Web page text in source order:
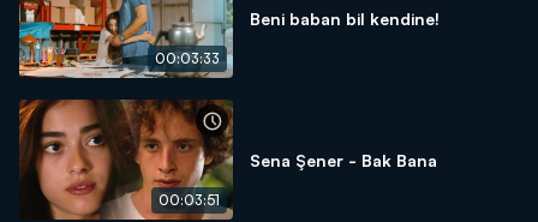
00:03:33
Beni baban bil kendine!
00:03:51
Sena Şener - Bak Bana